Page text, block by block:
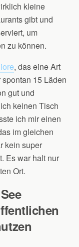
kleine
gibt und
um
zu können.
, das eine Art
15 Läden
gut und
keinen Tisch
ich mir einen
im gleichen
kein super
Es war halt nur
Ort.